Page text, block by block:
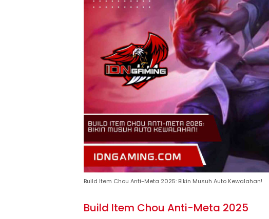
Build Item Chou Anti-Meta 2025: Bikin Musuh Auto Kewalahan!
Build Item Chou Anti-Meta 2025